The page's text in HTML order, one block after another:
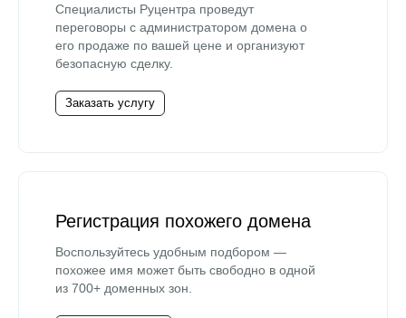
Специалисты Руцентра проведут
переговоры с администратором домена о
его продаже по вашей цене и организуют
безопасную сделку.
Заказать услугу
Регистрация похожего домена
Воспользуйтесь удобным подбором —
похожее имя может быть свободно в одной
из 700+ доменных зон.